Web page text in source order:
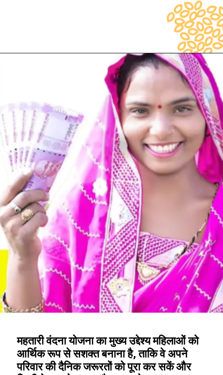
महतारी वंदना योजना का मुख्य उद्देश्य महिलाओं को
आर्थिक रूप से सशक्त बनाना है, ताकि वे अपने
परिवार की दैनिक जरूरतों को पूरा कर सकें और